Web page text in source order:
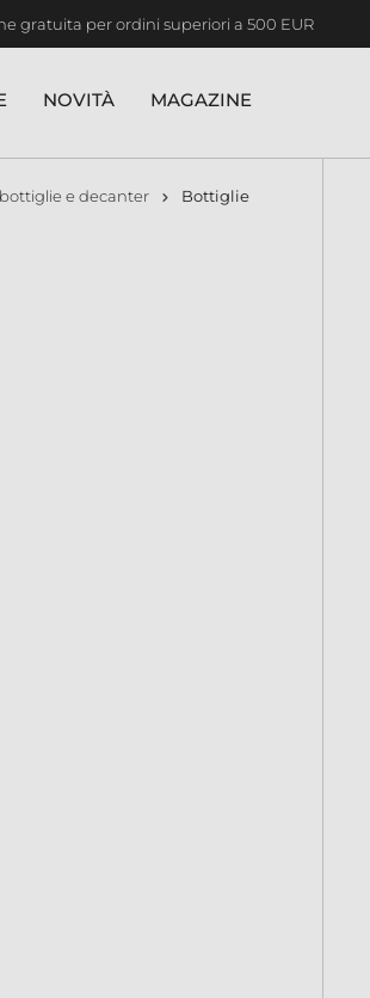
gratuita per ordini superiori a 500 EUR
Seguici sui nostri social!
NOVITÀ MAGAZINE
e decanter Bottiglie